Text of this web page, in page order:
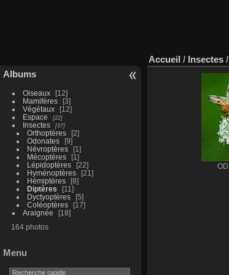
Albums
Oiseaux
12
Mamifères
3
Végétaux
12
Espace
22
Insectes 97
Orthoptères
2
Odonates
9
Névroptères
1
Mécoptères
1
Lépidoptères
22
Hyménoptères
21
Hémiptères
8
Diptères
11
Dyctyoptères
5
Coléoptères
17
Araignée
18
164 photos
Menu
Accueil / Insectes /